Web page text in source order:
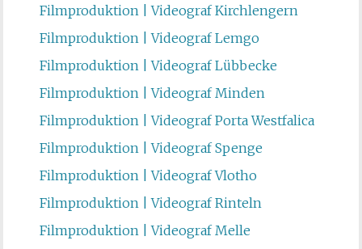
Filmproduktion | Videograf Kirchlengern
Filmproduktion | Videograf Lemgo
Filmproduktion | Videograf Lübbecke
Filmproduktion | Videograf Minden
Filmproduktion | Videograf Porta Westfalica
Filmproduktion | Videograf Spenge
Filmproduktion | Videograf Vlotho
Filmproduktion | Videograf Rinteln
Filmproduktion | Videograf Melle